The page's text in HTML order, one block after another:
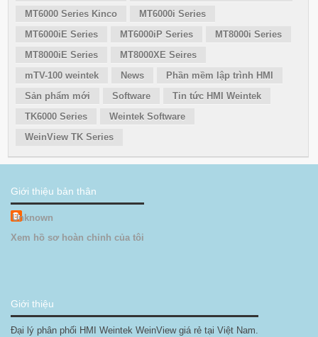
MT6000 Series Kinco
MT6000i Series
MT6000iE Series
MT6000iP Series
MT8000i Series
MT8000iE Series
MT8000XE Seires
mTV-100 weintek
News
Phần mềm lập trình HMI
Sản phẩm mới
Software
Tin tức HMI Weintek
TK6000 Series
Weintek Software
WeinView TK Series
Giới thiệu bản thân
Unknown
Xem hồ sơ hoàn chỉnh của tôi
Giới thiệu
Đại lý phân phối HMI Weintek WeinView giá rẻ tại Việt Nam.